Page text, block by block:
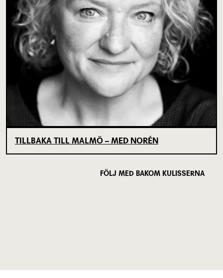
TILLBAKA TILL MALMÖ – MED NORÉN
FÖLJ MED BAKOM KULISSERNA